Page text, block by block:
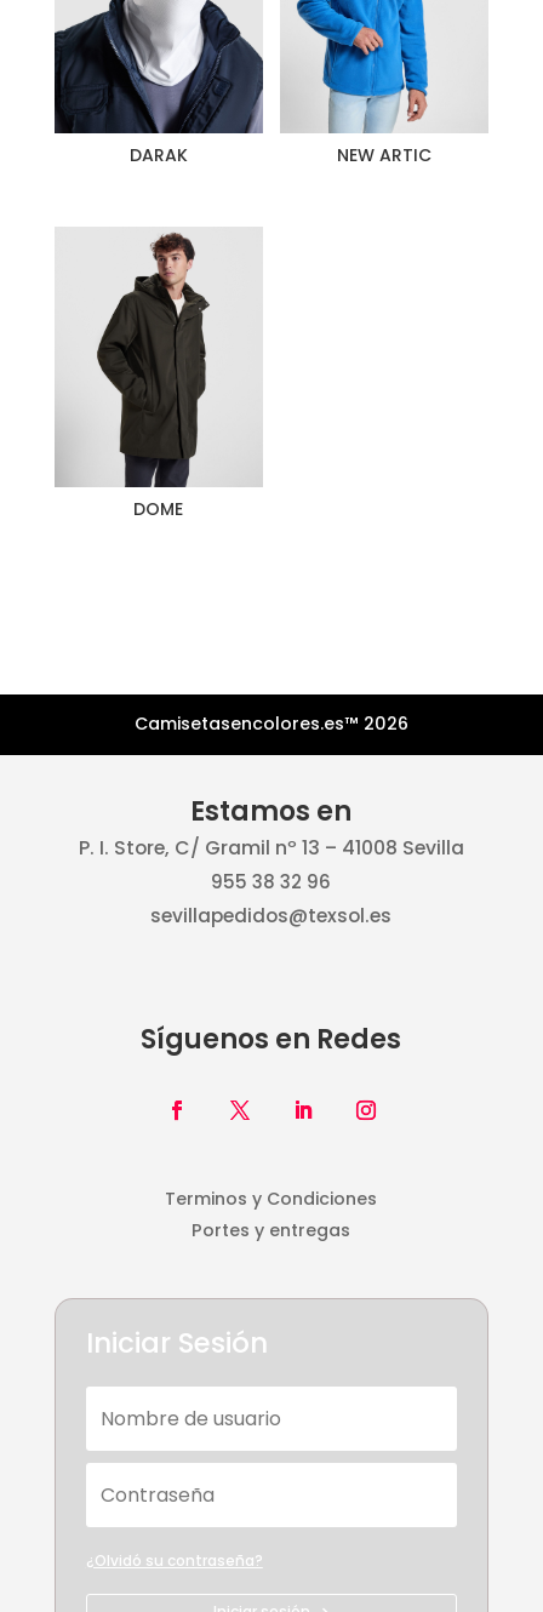
DARAK NEW ARTIC
DOME
Camisetasencolores.es™ 2026
Estamos en
P. I. Store, C/ Gramil nº 13 – 41008 Sevilla
955 38 32 96
sevillapedidos@texsol.es
Síguenos en Redes
Terminos y Condiciones
Portes y entregas
Iniciar Sesión
¿Olvidó su contraseña?